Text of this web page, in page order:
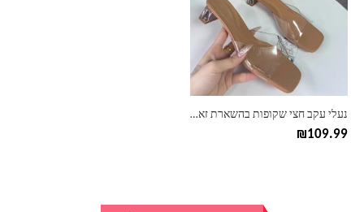
נעלי עקב חצי שקופות בהשארת זארה ZARA
₪109.99
האפשרויות
בעמוד